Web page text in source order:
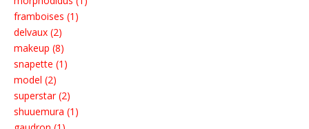
framboises (1)
delvaux (2)
makeup (8)
snapette (1)
model (2)
superstar (2)
shuuemura (1)